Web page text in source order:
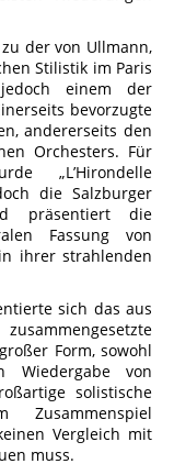
der von Ullmann,
Stilistik im Paris
einem der
bevorzugte
andererseits den
Orchesters. Für
„L’Hirondelle
die Salzburger
präsentiert die
Fassung von
ihrer strahlenden
sich das aus
Form, sowohl
Wiedergabe von
solistische
Vergleich mit
muss.